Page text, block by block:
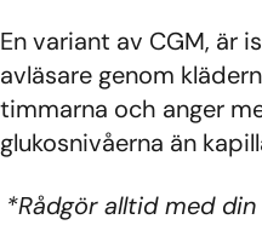
En variant av CGM, är
avläsare genom
timmarna och anger
glukosnivåerna än
*Rådgör alltid med